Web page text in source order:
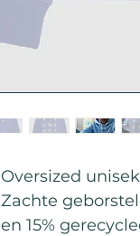
Oversized
Zachte
en 15%